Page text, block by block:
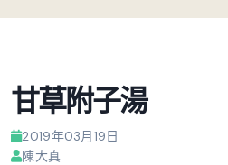
甘草附子湯
2019年03月19日
陳大真